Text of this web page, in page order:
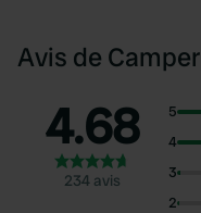
Avis de
4.68
234 avis
5
4
3
2